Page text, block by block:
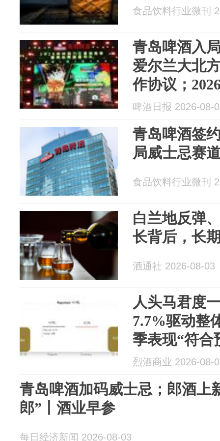
食品饮料行业微刊
青岛啤酒入
爱尔兰大北
作协议；
精酿与无醇
啤酒日报 2026-08-
青岛啤酒签
局威士忌赛
食品饮料行业微刊
白兰地反弹
长背后，长
酒通社 2026-08-03
人头马君度
7.7%驱动整
季表现“符合
烈酒商业 2026-08-
青岛啤酒加码威士忌；郎酒上
郎”丨酒业早参
每日经济新闻 2026-08-03